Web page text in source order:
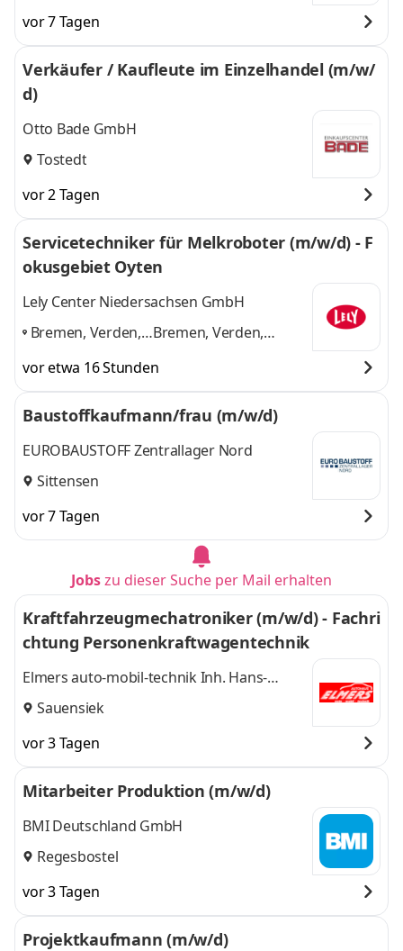
vor 7 Tagen
Verkäufer / Kaufleute im Einzelhandel (m/w/
d)
Otto Bade GmbH
Tostedt
vor 2 Tagen
Servicetechniker für Melkroboter (m/w/d) - F
okusgebiet Oyten
Lely Center Niedersachsen GmbH
Bremen, Verden,
Rotenburg,
Sulingen,
Bremen, Verden,
Sulingen
vor etwa 16 Stunden
Baustoffkaufmann/frau (m/w/d)
EUROBAUSTOFF Zentrallager Nord
Sittensen
vor 7 Tagen
Jobszu dieser Suche per Mail erhalten
Kraftfahrzeugmechatroniker (m/w/d) - Fachri
chtung Personenkraftwagentechnik
Elmers auto-mobil-technik Inh. Hans-
Wilhelm Elmers
Sauensiek
vor 3 Tagen
Mitarbeiter Produktion (m/w/d)
BMI Deutschland GmbH
Regesbostel
vor 3 Tagen
Projektkaufmann (m/w/d)